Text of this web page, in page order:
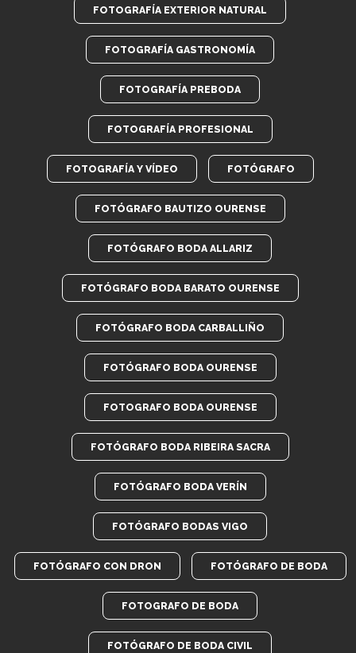
FOTOGRAFÍA EXTERIOR NATURAL
FOTOGRAFÍA GASTRONOMÍA
FOTOGRAFÍA PREBODA
FOTOGRAFÍA PROFESIONAL
FOTOGRAFÍA Y VÍDEO FOTÓGRAFO
FOTÓGRAFO BAUTIZO OURENSE
FOTÓGRAFO BODA ALLARIZ
FOTÓGRAFO BODA BARATO OURENSE
FOTÓGRAFO BODA CARBALLIÑO
FOTÓGRAFO BODA OURENSE
FOTOGRAFO BODA OURENSE
FOTÓGRAFO BODA RIBEIRA SACRA
FOTÓGRAFO BODA VERÍN
FOTÓGRAFO BODAS VIGO
FOTÓGRAFO CON DRON FOTÓGRAFO DE BODA
FOTOGRAFO DE BODA
FOTÓGRAFO DE BODA CIVIL